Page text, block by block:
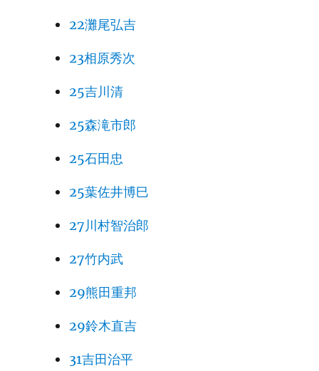
22灘尾弘吉
23相原秀次
25吉川清
25森滝市郎
25石田忠
25葉佐井博巳
27川村智治郎
27竹内武
29熊田重邦
29鈴木直吉
31吉田治平